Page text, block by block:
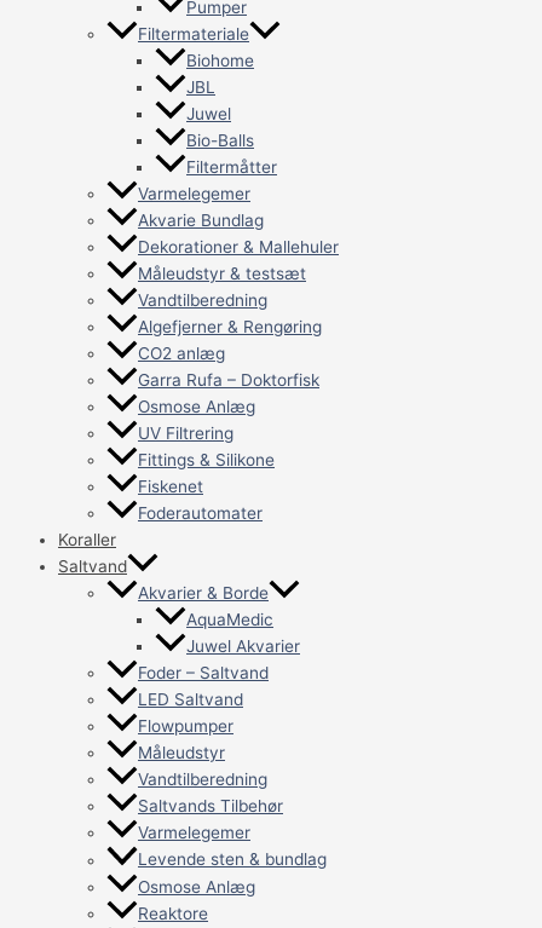
Pumper
Filtermateriale
Biohome
JBL
Juwel
Bio-Balls
Filtermåtter
Varmelegemer
Akvarie Bundlag
Dekorationer & Mallehuler
Måleudstyr & testsæt
Vandtilberedning
Algefjerner & Rengøring
CO2 anlæg
Garra Rufa – Doktorfisk
Osmose Anlæg
UV Filtrering
Fittings & Silikone
Fiskenet
Foderautomater
Koraller
Saltvand
Akvarier & Borde
AquaMedic
Juwel Akvarier
Foder – Saltvand
LED Saltvand
Flowpumper
Måleudstyr
Vandtilberedning
Saltvands Tilbehør
Varmelegemer
Levende sten & bundlag
Osmose Anlæg
Reaktore